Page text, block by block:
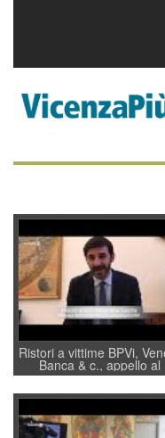
Ristori a vittime BPVi,
Banca & c., appello al
sottosegretario Alessio
Villarosa: per mettere
convochi con Di Maio
a supporto della cabina
regia al Mef